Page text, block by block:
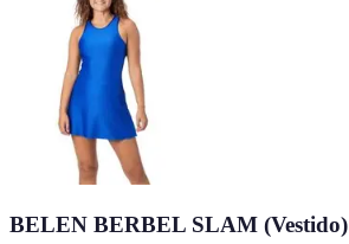
BELEN BERBEL SLAM (Vestido)